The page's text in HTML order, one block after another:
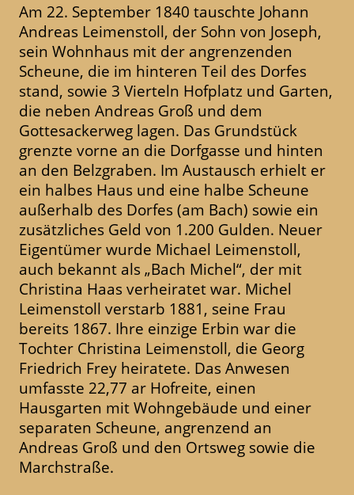
Am 22. September 1840 tauschte Johann
Andreas Leimenstoll, der Sohn von Joseph,
sein Wohnhaus mit der angrenzenden
Scheune, die im hinteren Teil des Dorfes
stand, sowie 3 Vierteln Hofplatz und Garten,
die neben Andreas Groß und dem
Gottesackerweg lagen. Das Grundstück
grenzte vorne an die Dorfgasse und hinten
an den Belzgraben. Im Austausch erhielt er
ein halbes Haus und eine halbe Scheune
außerhalb des Dorfes (am Bach) sowie ein
zusätzliches Geld von 1.200 Gulden. Neuer
Eigentümer wurde Michael Leimenstoll,
auch bekannt als „Bach Michel“, der mit
Christina Haas verheiratet war. Michel
Leimenstoll verstarb 1881, seine Frau
bereits 1867. Ihre einzige Erbin war die
Tochter Christina Leimenstoll, die Georg
Friedrich Frey heiratete. Das Anwesen
umfasste 22,77 ar Hofreite, einen
Hausgarten mit Wohngebäude und einer
separaten Scheune, angrenzend an
Andreas Groß und den Ortsweg sowie die
Marchstraße.